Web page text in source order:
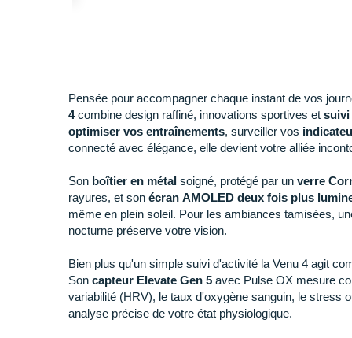
Pensée pour accompagner chaque instant de vos
4combine design raffiné, innovations sportives et suivi
optimiser vos entraînements, surveiller vos
connecté avec élégance, elle devient votre alliée
Son boîtier en métal soigné, protégé par un verre
rayures, et son écran AMOLED deux fois plus
même en plein soleil. Pour les ambiances tamisées,
nocturne préserve votre vision.
Bien plus qu'un simple suivi d'activité la Venu 4 agit
Son capteur Elevate Gen 5 avec Pulse OX mesure
variabilité (HRV), le taux d'oxygène sanguin, le stress
analyse précise de votre état physiologique.